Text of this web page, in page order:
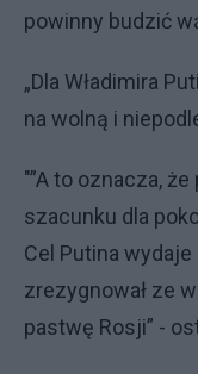
powinny budzić
„Dla Władimira
na wolną i
"”A to oznacza,
szacunku dla
Cel Putina
zrezygnował ze
pastwę Rosji” -